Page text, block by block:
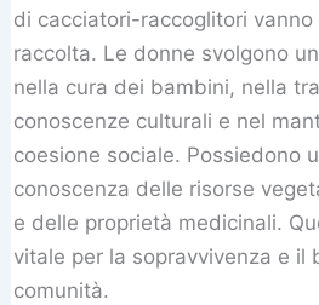
di cacciatori-raccoglitori
raccolta. Le donne svolgono
nella cura dei bambini, nella
conoscenze culturali e nel
coesione sociale. Possiedono
conoscenza delle risorse
e delle proprietà medicinali.
vitale per la sopravvivenza e il
comunità.